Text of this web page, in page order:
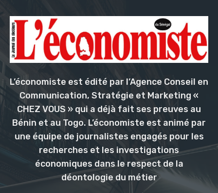
L’économiste est édité par l’Agence Conseil en
Communication, Stratégie et Marketing «
CHEZ VOUS » qui a déjà fait ses preuves au
Bénin et au Togo. L’économiste est animé par
une équipe de journalistes engagés pour les
recherches et les investigations
économiques dans le respect de la
déontologie du métier